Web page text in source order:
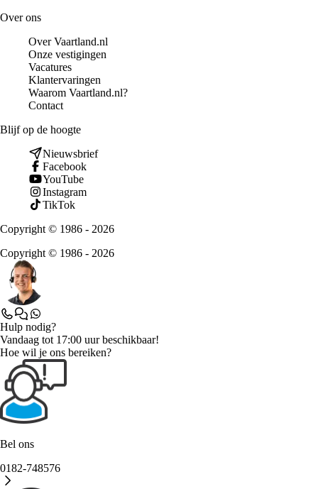
Over ons
Over Vaartland.nl
Onze vestigingen
Vacatures
Klantervaringen
Waarom Vaartland.nl?
Contact
Blijf op de hoogte
Nieuwsbrief
Facebook
YouTube
Instagram
TikTok
Copyright © 1986 - 2026
Copyright © 1986 - 2026
Hulp nodig?
Vandaag tot 17:00 uur beschikbaar!
Hoe wil je ons bereiken?
Bel ons
0182-748576